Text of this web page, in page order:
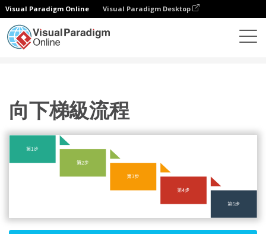
Visual Paradigm Online Visual Paradigm Desktop
向下梯級流程